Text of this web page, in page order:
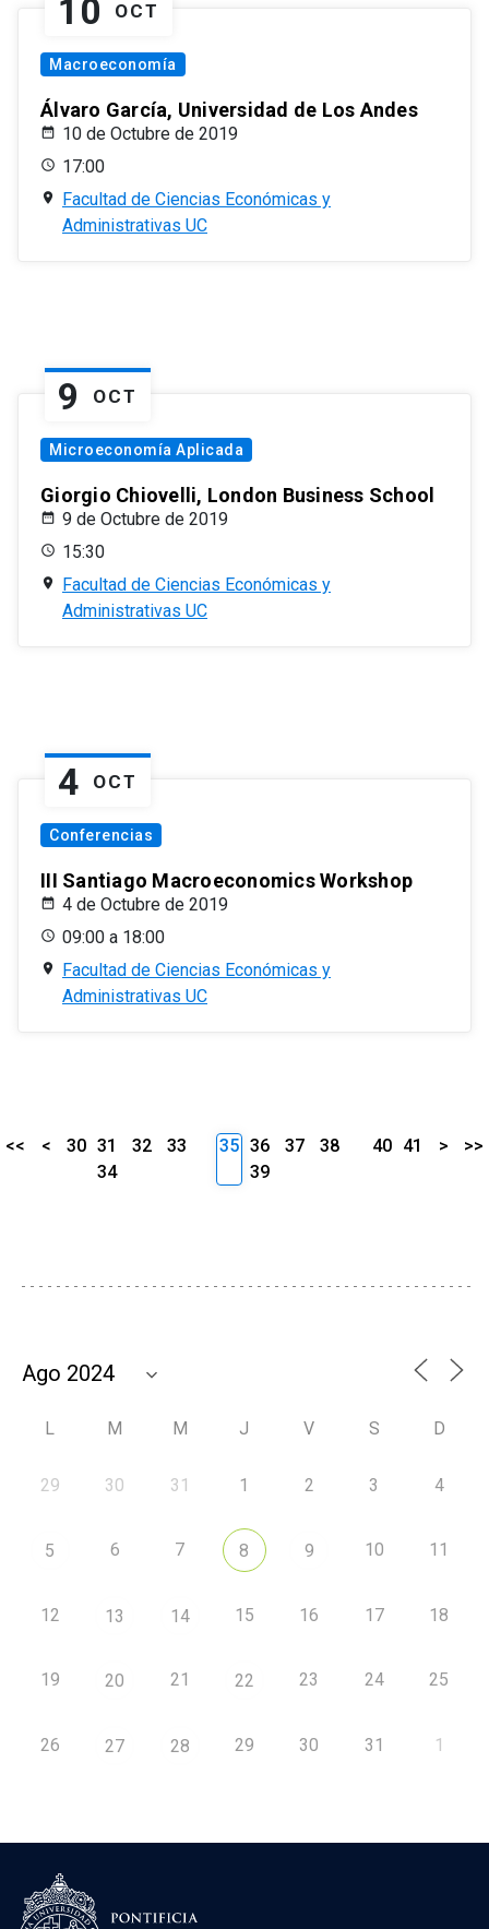
10 OCT
Macroeconomía
Álvaro García, Universidad de Los Andes
10 de Octubre de 2019
17:00
Facultad de Ciencias Económicas y
Administrativas UC
9 OCT
Microeconomía Aplicada
Giorgio Chiovelli, London Business School
9 de Octubre de 2019
15:30
Facultad de Ciencias Económicas y
Administrativas UC
4 OCT
Conferencias
III Santiago Macroeconomics Workshop
4 de Octubre de 2019
09:00 a 18:00
Facultad de Ciencias Económicas y
Administrativas UC
<< < 30 31 32
33
34
35 36 37
38
39
40 41 > >>
L M M J V S D
29 30 31 1 2 3 4
5 6 7 8 9 10 11
12 13 14 15 16 17 18
19 20 21 22 23 24 25
26 27 28 29 30 31 1